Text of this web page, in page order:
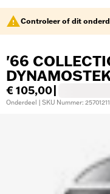
Controleer of dit
'66
€ 105,00
Onderdeel | SKU Nummer: 25701211